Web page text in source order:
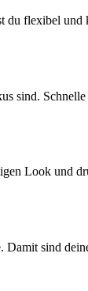
du flexibel und
sind.
Look und
sind